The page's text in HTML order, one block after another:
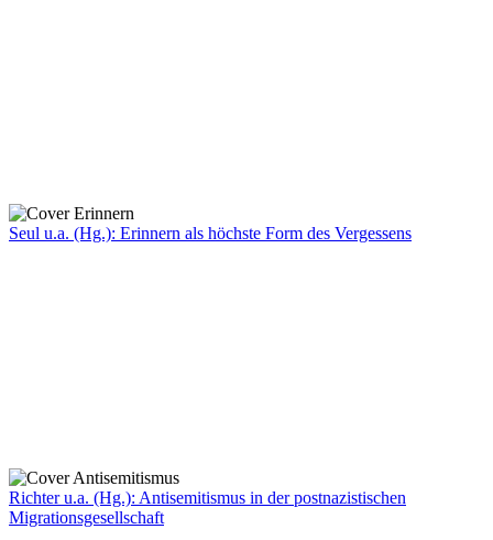
Seul u.a. (Hg.): Erinnern als höchste Form des Vergessens
Richter u.a. (Hg.): Antisemitismus in der postnazistischen
Migrationsgesellschaft